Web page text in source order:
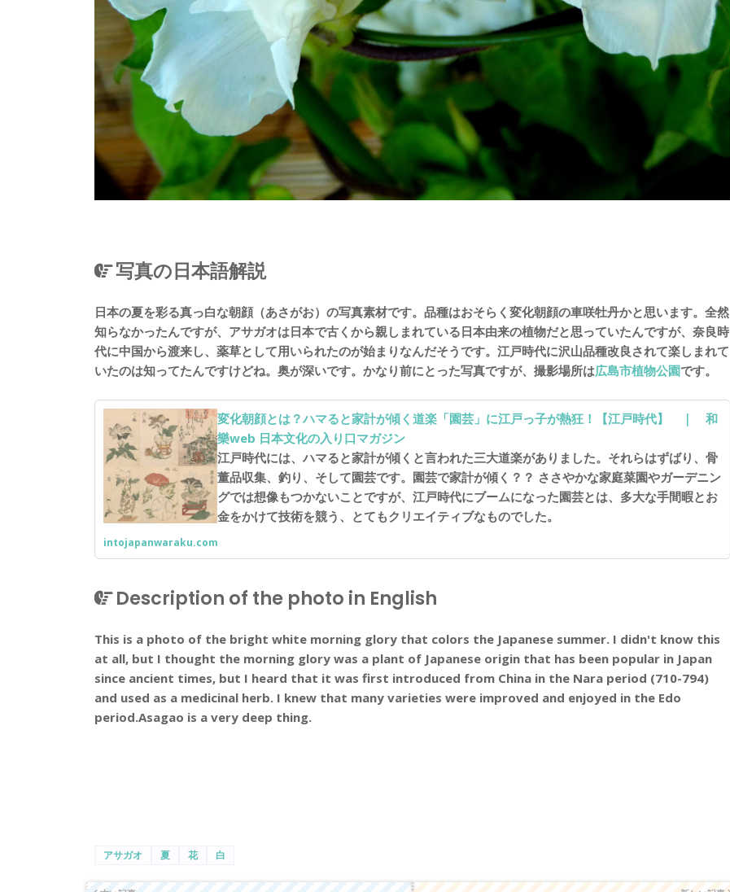
写真の日本語解説
日本の夏を彩る真っ白な朝顔（あさがお）の写真素材です。品種はおそらく変化朝顔の車咲牡丹かと思います。全然
知らなかったんですが、アサガオは日本で古くから親しまれている日本由来の植物だと思っていたんですが、奈良時
代に中国から渡来し、薬草として用いられたのが始まりなんだそうです。江戸時代に沢山品種改良されて楽しまれて
いたのは知ってたんですけどね。奥が深いです。かなり前にとった写真ですが、撮影場所は広島市植物公園です。
変化朝顔とは？ハマると家計が傾く道楽「園芸」に江戸っ子が熱狂！【江戸時代】 ｜ 和
樂web 日本文化の入り口マガジン
江戸時代には、ハマると家計が傾くと言われた三大道楽がありました。それらはずばり、骨
董品収集、釣り、そして園芸です。園芸で家計が傾く？？ ささやかな家庭菜園やガーデニン
グでは想像もつかないことですが、江戸時代にブームになった園芸とは、多大な手間暇とお
金をかけて技術を競う、とてもクリエイティブなものでした。
intojapanwaraku.com
Description of the photo in English
This is a photo of the bright white morning glory that colors the Japanese summer. I didn't know this
at all, but I thought the morning glory was a plant of Japanese origin that has been popular in Japan
since ancient times, but I heard that it was first introduced from China in the Nara period (710-794)
and used as a medicinal herb. I knew that many varieties were improved and enjoyed in the Edo
period.Asagao is a very deep thing.
アサガオ 夏 花 白